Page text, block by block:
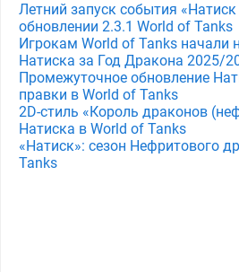
Летний запуск события
обновлении 2.3.1 World of Tanks
Игрокам World of Tanks начали
Натиска за Год Дракона 2025/
Промежуточное обновление
правки в World of Tanks
2D-стиль «Король драконов
Натиска в World of Tanks
«Натиск»: сезон Нефритового
Tanks